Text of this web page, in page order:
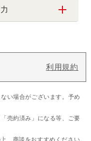
利用規約
い場合がございます。予め
売約済み」になる等、ご要
、商談をおすすめください。